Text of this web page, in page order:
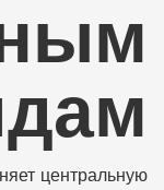
центральную